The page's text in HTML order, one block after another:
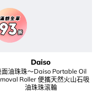
Daiso
面油珠珠～Daiso Portable Oil
Roller 便攜天然火山石吸
油珠珠滾輪